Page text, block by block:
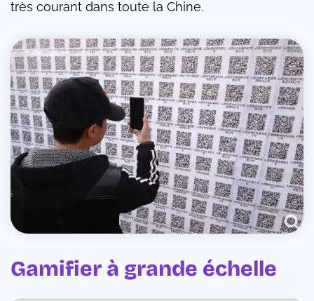
très courant dans toute la Chine.
Gamifier à grande échelle